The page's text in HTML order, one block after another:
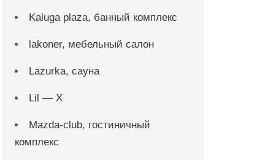
Kaluga plaza, банный комплекс
lakoner, мебельный салон
Lazurka, сауна
Lil — X
Mazda-club, гостиничный
комплекс